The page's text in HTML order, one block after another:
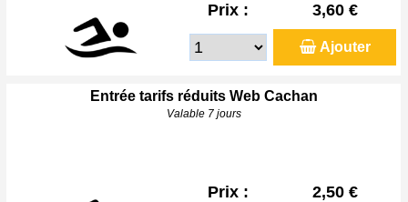
Prix : 3,60 €
Ajouter
Entrée tarifs réduits Web Cachan
Valable 7 jours
Prix : 2,50 €